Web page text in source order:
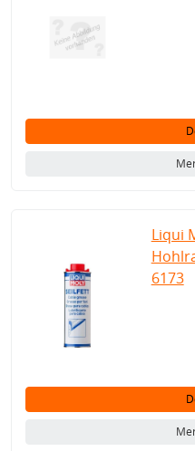
Liqui
6173